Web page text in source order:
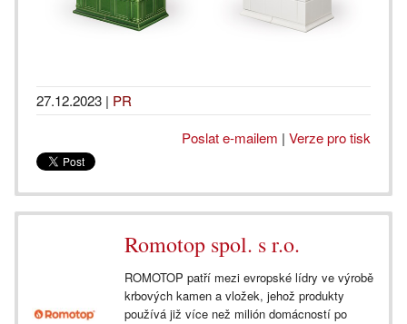
27.12.2023 | PR
Poslat e-mailem | Verze pro tisk
Romotop spol. s r.o.
ROMOTOP patří mezi evropské lídry ve výrobě
krbových kamen a vložek, jehož produkty
používá již více než milión domácností po